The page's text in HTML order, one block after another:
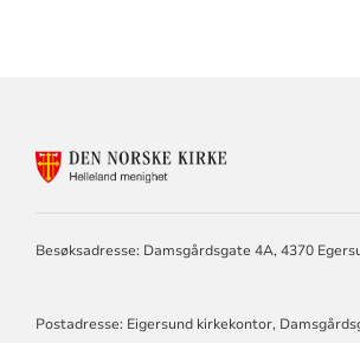
Besøksadresse: Damsgårdsgate 4A, 4370
Postadresse: Eigersund kirkekontor,